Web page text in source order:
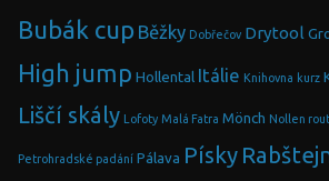
Bubák cup Běžky Dobřečov Drytool
High jump Hollental Itálie Knihovna kurz
Liščí skály Lofoty Malá Fatra Mönch Nollen
Petrohradské padání Pálava Písky